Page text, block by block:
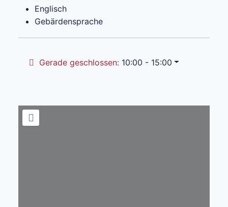
Englisch
Gebärdensprache
Gerade geschlossen: 10:00 - 15:00